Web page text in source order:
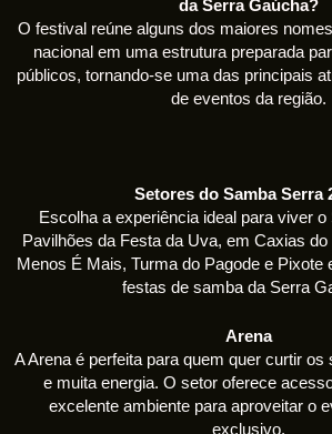
da Serra Gaúcha?
O festival reúne alguns dos maiores
nacional em uma estrutura preparada
públicos, tornando-se uma das principais
de eventos da região.
Setores do Samba Serra
Escolha a experiência ideal para viver
Pavilhões da Festa da Uva, em Caxias
Menos É Mais, Turma do Pagode e Pixote
festas de samba da Serra
Arena
A Arena é perfeita para quem quer curtir
e muita energia. O setor oferece
excelente ambiente para aproveitar o
exclusivo.